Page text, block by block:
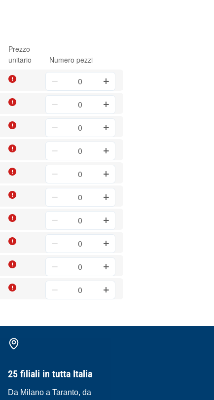
Prezzo
unitario
Numero pezzi
25 filiali in tutta Italia
Da Milano a Taranto, da